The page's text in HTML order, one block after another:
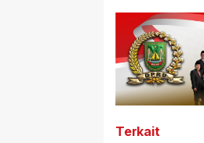
Terkait